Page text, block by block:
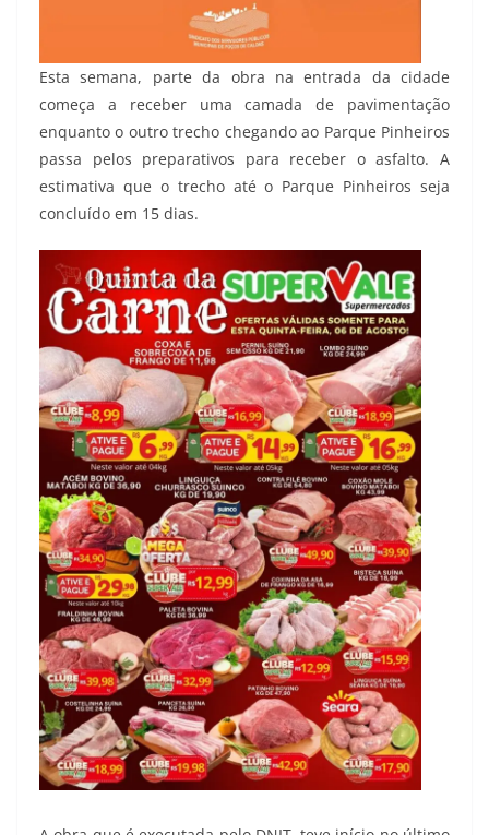
Esta semana, parte da obra na entrada da cidade
começa a receber uma camada de pavimentação
enquanto o outro trecho chegando ao Parque Pinheiros
passa pelos preparativos para receber o asfalto. A
estimativa que o trecho até o Parque Pinheiros seja
concluído em 15 dias.